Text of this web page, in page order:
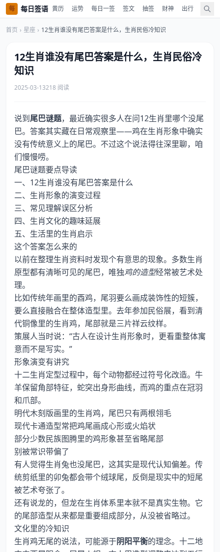
每 每日签语 黄历 运势 每日一签 签文 抽签 财神 出行 值神
首页 › 星座 › 12生肖谁没有尾巴答案是什么，生肖民俗冷知识
12生肖谁没有尾巴答案是什么，生肖民俗冷
知识
2025-03-13218 阅读
说到尾巴谜题，最近确实很多人在问12生肖里哪个没尾
巴。答案其实藏在日常观察里——鸡在生肖形象中确实
没有传统意义上的尾巴。不过这个说法得往深里聊，咱
们慢慢唠。
尾巴谜题要点导读
一、12生肖谁没有尾巴答案是什么
二、生肖形象的演变过程
三、常见理解误区分析
四、生肖文化的趣味延展
五、生活里的生肖启示
这个答案怎么来的
以前在整理生肖资料时发现个有意思的现象。多数生肖
原型都有清晰可见的尾巴，唯独鸡的造型经常被艺术处
理。
比如传统年画里的酉鸡，尾羽要么画成装饰性的短簇，
要么直接融合在整体造型里。去年参加民俗展，看到清
代铜像里的生肖鸡，尾部就是三片祥云纹样。
策展人当时说：“古人在设计生肖形象时，更看重整体寓
意而不是写实。”
形象演变有讲究
十二生肖定型过程中，每个动物都经过符号化改造。牛
羊保留角部特征，蛇突出身形曲线，而鸡的重点在冠羽
和爪部。
明代木刻版画里的生肖鸡，尾巴只有两根翎毛
现代卡通造型常把鸡尾画成心形或火焰状
部分少数民族图腾里的鸡形象甚至省略尾部
别被常识带偏了
有人觉得生肖兔也没尾巴，这其实是现代认知偏差。传
统剪纸里的卯兔都会带个绒球尾，反倒是现实中的短尾
被艺术夸张了。
还有说龙的，但龙在生肖体系里本就不是真实生物。它
的尾部造型从来都是重要组成部分，从没被省略过。
文化里的冷知识
生肖鸡无尾的说法，可能源于阴阳平衡的理念。十二地